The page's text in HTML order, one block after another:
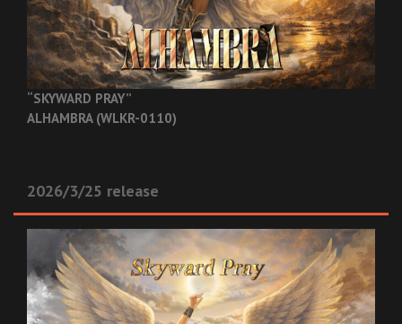
“SKYWARD PRAY”
ALHAMBRA (WLKR-0110)
2026/3/25 release